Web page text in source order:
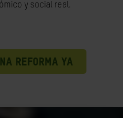
y social real.
REFORMA YA